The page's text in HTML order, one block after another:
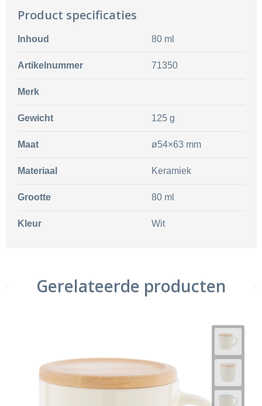
Product specificaties
Inhoud 80 ml
Artikelnummer 71350
Merk
Gewicht 125 g
Maat ø54×63 mm
Materiaal Keramiek
Grootte 80 ml
Kleur Wit
Gerelateerde producten